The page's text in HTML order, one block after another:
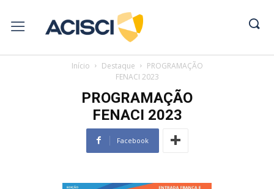
Início Destaque
PROGRAMAÇÃO
FENACI 2023
PROGRAMAÇÃO
FENACI 2023
Facebook